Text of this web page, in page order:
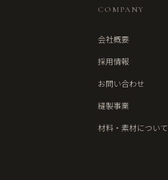
COMPANY
会社概要
採用情報
お問い合わせ
縫製事業
材料・素材について